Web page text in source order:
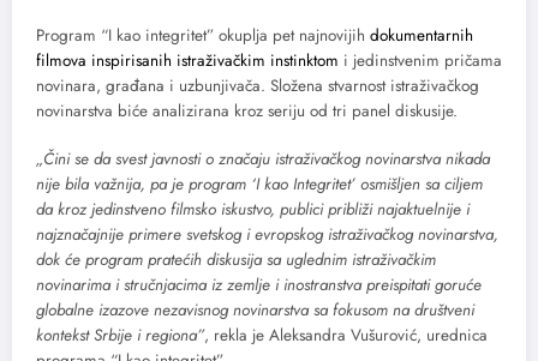
Program “I kao integritet” okuplja pet najnovijih dokumentarnih
filmova inspirisanih istraživačkim instinktom i jedinstvenim pričama
novinara, građana i uzbunjivača. Složena stvarnost istraživačkog
novinarstva biće analizirana kroz seriju od tri panel diskusije.
„Čini se da svest javnosti o značaju istraživačkog novinarstva nikada
nije bila važnija, pa je program ‘I kao Integritet’ osmišljen sa ciljem
da kroz jedinstveno filmsko iskustvo, publici približi najaktuelnije i
najznačajnije primere svetskog i evropskog istraživačkog novinarstva,
dok će program pratećih diskusija sa uglednim istraživačkim
novinarima i stručnjacima iz zemlje i inostranstva preispitati goruće
globalne izazove nezavisnog novinarstva sa fokusom na društveni
kontekst Srbije i regiona”, rekla je Aleksandra Vušurović, urednica